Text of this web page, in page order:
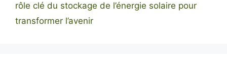
rôle clé du stockage de l’énergie solaire pour
transformer l’avenir